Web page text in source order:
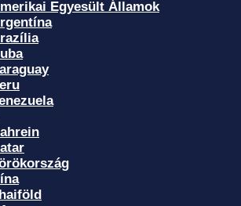
Egyesült Államok